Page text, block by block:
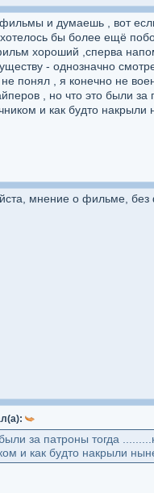
и думаешь , вот
бы более ещё
хороший ,сперва
- однозначно
не понял , я конечно не
, но что это были
и как будто
мнение о фильме, без
за патроны тогда
и как будто накрыли